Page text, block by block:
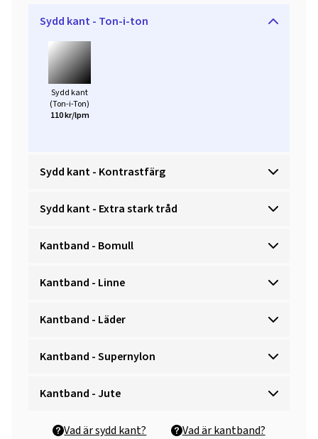
Sydd kant - Ton-i-ton
Sydd kant
(Ton-i-Ton)
110 kr/lpm
Sydd kant - Kontrastfärg
Sydd kant - Extra stark tråd
Kantband - Bomull
Kantband - Linne
Kantband - Läder
Kantband - Supernylon
Kantband - Jute
Vad är sydd kant? Vad är kantband?